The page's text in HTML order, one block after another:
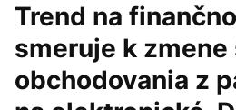
Trend na
smeruje k
obchodovania z